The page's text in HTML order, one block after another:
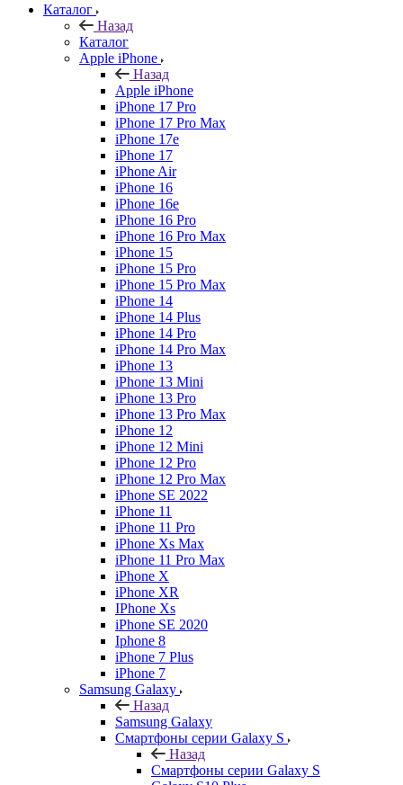
Каталог
Назад
Каталог
Apple iPhone
Назад
Apple iPhone
iPhone 17 Pro
iPhone 17 Pro Max
iPhone 17e
iPhone 17
iPhone Air
iPhone 16
iPhone 16e
iPhone 16 Pro
iPhone 16 Pro Max
iPhone 15
iPhone 15 Pro
iPhone 15 Pro Max
iPhone 14
iPhone 14 Plus
iPhone 14 Pro
iPhone 14 Pro Max
iPhone 13
iPhone 13 Mini
iPhone 13 Pro
iPhone 13 Pro Max
iPhone 12
iPhone 12 Mini
iPhone 12 Pro
iPhone 12 Pro Max
iPhone SE 2022
iPhone 11
iPhone 11 Pro
iPhone Xs Max
iPhone 11 Pro Max
iPhone X
iPhone XR
IPhone Xs
iPhone SE 2020
Iphone 8
iPhone 7 Plus
iPhone 7
Samsung Galaxy
Назад
Samsung Galaxy
Смартфоны серии Galaxy S
Назад
Смартфоны серии Galaxy S